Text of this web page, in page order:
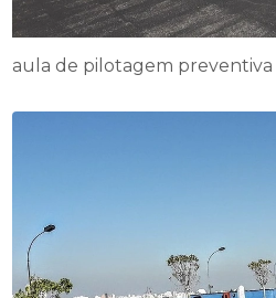
aula de pilotagem preventiva